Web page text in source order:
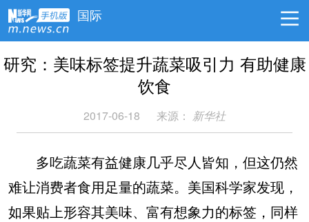
国际
研究：美味标签提升蔬菜吸引力 有助健康
饮食
2017-06-18 来源： 新华社
多吃蔬菜有益健康几乎尽人皆知，但这仍然
难让消费者食用足量的蔬菜。美国科学家发现，
如果贴上形容其美味、富有想象力的标签，同样